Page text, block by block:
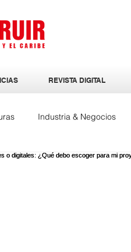
REVISTA DIGITAL
Industria & Negocios